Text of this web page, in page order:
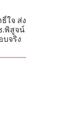
ใจ ส่ง
.พิสูจน์
บจริง